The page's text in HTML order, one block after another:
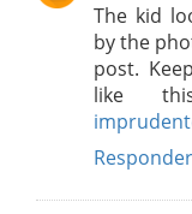
The kid
by the
post.
like
Responder